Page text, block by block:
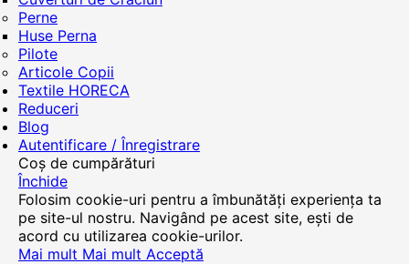
Perne
Huse Perna
Pilote
Articole Copii
Textile HORECA
Reduceri
Blog
Autentificare / Înregistrare
Coș de cumpărături
Închide
Folosim cookie-uri pentru a îmbunătăți experiența ta
pe site-ul nostru. Navigând pe acest site, ești de
acord cu utilizarea cookie-urilor.
Mai mult Mai mult Acceptă